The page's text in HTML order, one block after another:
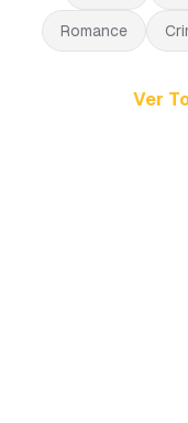
Romance
Ver